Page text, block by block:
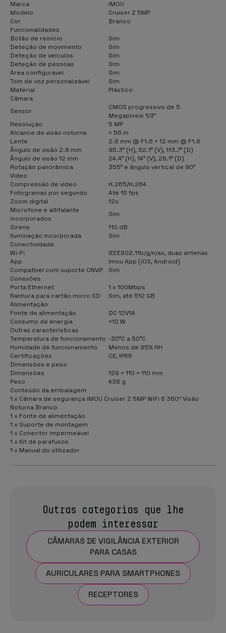
Marca
IMOU
Modelo
Cruiser Z 5MP
Cor
Branco
Funcionalidades
Botão de reinício
Sim
Deteção de movimento
Sim
Deteção de veículos
Sim
Deteção de pessoas
Sim
Área configurável
Sim
Tom de voz personalizável
Sim
Material
Plástico
Câmara
Sensor
CMOS progressivo de 5
Megapíxeis 1/3"
Resolução
5 MP
Alcance de visão noturna
> 56 m
Lente
2.8 mm @ F1.6 + 12 mm @ F1.6
Ângulo de visão 2.8 mm
95.3° (H), 52.1° (V), 113.7° (D)
Ângulo de visão 12 mm
24.4° (H), 14° (V), 28.1° (D)
Rotação panorâmica
355° e ângulo vertical de 90°
Vídeo
Compressão de vídeo
H.265/H.264
Fotogramas por segundo
Até 15 fps
Zoom digital
12x
Microfone e altifalante
incorporados
Sim
Sirene
110 dB
Iluminação incorporada
Sim
Conectividade
Wi-Fi
IEEE802.11b/g/n/ax, duas antenas
App
Imou App (iOS, Android)
Compatível com suporte ONVIF
Sim
Conexões
Porta Ethernet
1 x 100Mbps
Ranhura para cartão micro SD
Sim, até 512 GB
Alimentação
Fonte de alimentação
DC 12V1A
Consumo de energia
<12 W
Outras características
Temperatura de funcionamento -30°C a 50°C
Humidade de funcionamento
Menos de 95% RH
Certificações
CE, IP66
Dimensões e peso
Dimensões
129 × 110 × 110 mm
Peso
438 g
Conteúdo da embalagem
1 x Câmara de segurança IMOU Cruiser Z 5MP WiFi 6 360º Visão
Noturna Branco
1 x Fonte de alimentação
1 x Suporte de montagem
1 x Conector impermeável
1 x Kit de parafusos
1 x Manual do utilizador
Outras categorias que lhe
podem interessar
CÂMARAS DE VIGILÂNCIA EXTERIOR
PARA CASAS
AURICULARES PARA SMARTPHONES
RECEPTORES